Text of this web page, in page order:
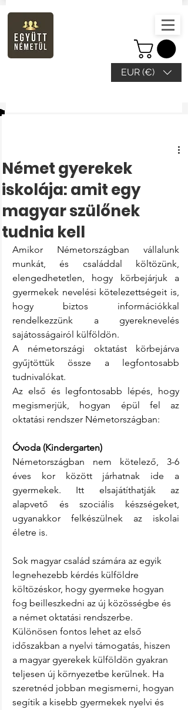
EUR (€)
Német gyerekek
iskolája: amit egy
magyar szülőnek
tudnia kell
Amikor Németországban vállalunk
munkát, és családdal költözünk,
elengedhetetlen, hogy körbejárjuk a
gyermekek nevelési kötelezettségeit is,
hogy biztos információkkal
rendelkezzünk a gyereknevelés
sajátosságairól külföldön.
A németországi oktatást körbejárva
gyűjtöttük össze a legfontosabb
tudnivalókat.
Az első és legfontosabb lépés, hogy
megismerjük, hogyan épül fel az
oktatási rendszer Németországban:
Óvoda (Kindergarten)
Németországban nem kötelező, 3-6
éves kor között járhatnak ide a
gyermekek. Itt elsajátíthatják az
alapvető és szociális készségeket,
ugyanakkor felkészülnek az iskolai
életre is.
Sok magyar család számára az egyik
legnehezebb kérdés külföldre
költözéskor, hogy gyermeke hogyan
fog beilleszkedni az új közösségbe és
a német oktatási rendszerbe.
Különösen fontos lehet az első
időszakban a nyelvi támogatás, hiszen
a magyar gyerekek külföldön gyakran
teljesen új környezetbe kerülnek. Ha
szeretnéd jobban megismerni, hogyan
segítik a kisebb gyermekek nyelvi és